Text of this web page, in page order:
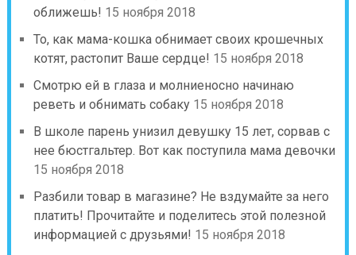
оближешь! 15 ноября 2018
То, как мама-кошка обнимает своих крошечных
котят, растопит Ваше сердце! 15 ноября 2018
Смотрю ей в глаза и молниеносно начинаю
реветь и обнимать собаку 15 ноября 2018
В школе парень унизил девушку 15 лет, сорвав с
нее бюстгальтер. Вот как поступила мама девочки
15 ноября 2018
Разбили товар в магазине? Не вздумайте за него
платить! Прочитайте и поделитесь этой полезной
информацией с друзьями! 15 ноября 2018